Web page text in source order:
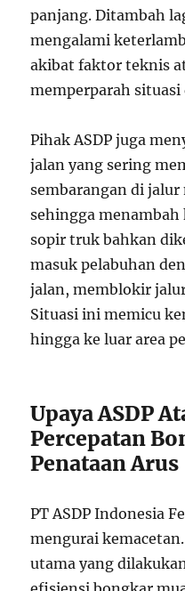
panjang. Ditambah
mengalami
akibat faktor teknis
memperparah situasi
Pihak ASDP juga
jalan yang sering
sembarangan di
sehingga menambah
sopir truk bahkan
masuk pelabuhan
jalan, memblokir
Situasi ini memicu
hingga ke luar area
Upaya ASDP
Percepatan
Penataan Arus
PT ASDP Indonesia
mengurai
utama yang